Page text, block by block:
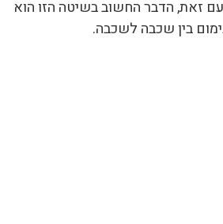
עם זאת, הדבר החשוב בשיטה הזו הוא